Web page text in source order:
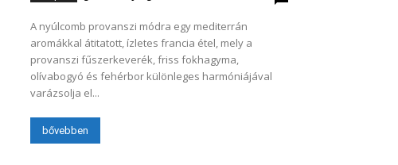
A nyúlcomb provanszi módra egy mediterrán
aromákkal átitatott, ízletes francia étel, mely a
provanszi fűszerkeverék, friss fokhagyma,
olívabogyó és fehérbor különleges harmóniájával
varázsolja el...
bővebben